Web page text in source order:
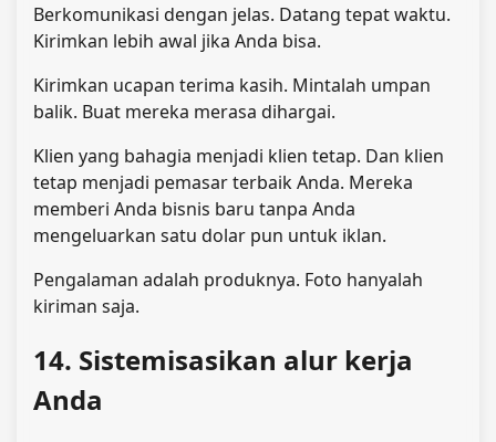
Berkomunikasi dengan jelas. Datang tepat waktu.
Kirimkan lebih awal jika Anda bisa.
Kirimkan ucapan terima kasih. Mintalah umpan
balik. Buat mereka merasa dihargai.
Klien yang bahagia menjadi klien tetap. Dan klien
tetap menjadi pemasar terbaik Anda. Mereka
memberi Anda bisnis baru tanpa Anda
mengeluarkan satu dolar pun untuk iklan.
Pengalaman adalah produknya. Foto hanyalah
kiriman saja.
14. Sistemisasikan alur kerja
Anda